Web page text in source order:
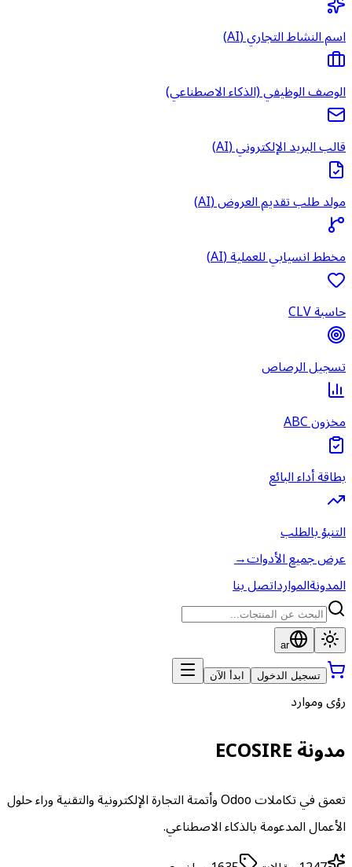
اسم النشاط التجاري (AI)
الوصف الوظيفي (الذكاء الاصطناعي)
قالب البريد الإلكتروني (AI)
مولد طلب تقديم العروض (AI)
مخطط انسيابي للعملية (AI)
حاسبة CLV
تسجيل الرصاص
مخزون ABC
بطاقة أداء البائع
التنبؤ بالطلب
عرض جميع الأدوات→
المدونةالموارداتصل بنا
ar
تسجيل الدخول ابدأ الآن
رؤى وموارد
مدونة ECOSIRE
تعمق في تكاملات Odoo وأتمتة التجارة الإلكترونية والتقنية وراء حلول
الأعمال المدعومة بالذكاء الاصطناعي.